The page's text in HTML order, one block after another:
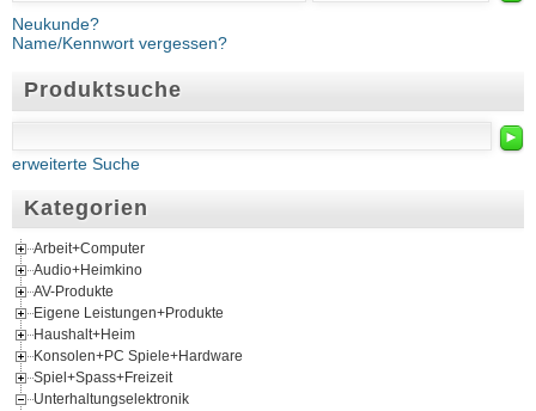
Neukunde?
Name/Kennwort vergessen?
Produktsuche
►
erweiterte Suche
Kategorien
Arbeit+Computer
Audio+Heimkino
AV-Produkte
Eigene Leistungen+Produkte
Haushalt+Heim
Konsolen+PC Spiele+Hardware
Spiel+Spass+Freizeit
Unterhaltungselektronik